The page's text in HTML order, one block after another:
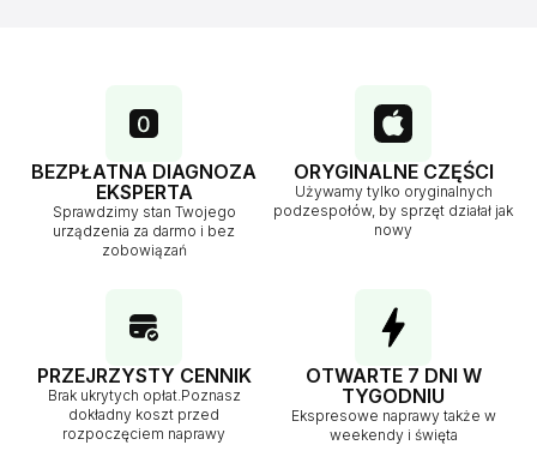
BEZPŁATNA DIAGNOZA
EKSPERTA
Sprawdzimy stan Twojego
urządzenia za darmo i bez
zobowiązań
ORYGINALNE CZĘŚCI
Używamy tylko oryginalnych
podzespołów, by sprzęt działał jak
nowy
PRZEJRZYSTY CENNIK
Brak ukrytych opłat.Poznasz
dokładny koszt przed
rozpoczęciem naprawy
OTWARTE 7 DNI W
TYGODNIU
Ekspresowe naprawy także w
weekendy i święta